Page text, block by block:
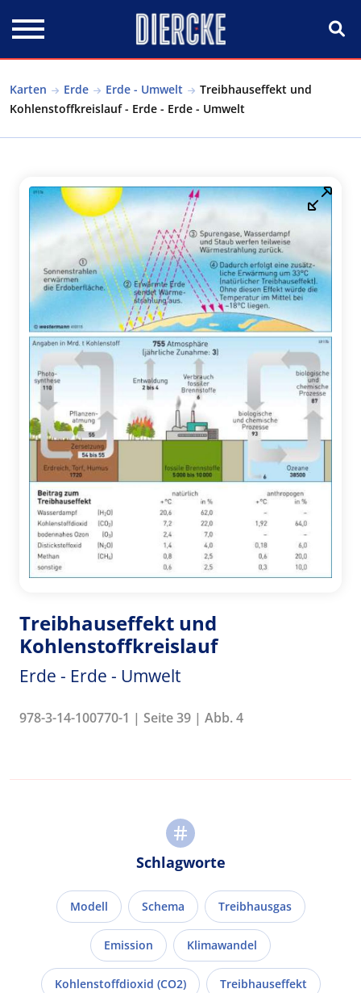
Karten Erde Erde - Umwelt
Treibhauseffekt und
Kohlenstoffkreislauf - Erde - Erde - Umwelt
Treibhauseffekt und
Kohlenstoffkreislauf
Erde - Erde - Umwelt
978-3-14-100770-1 | Seite 39 | Abb. 4
Schlagworte
Modell Schema Treibhausgas
Emission Klimawandel
Kohlenstoffdioxid (CO2) Treibhauseffekt